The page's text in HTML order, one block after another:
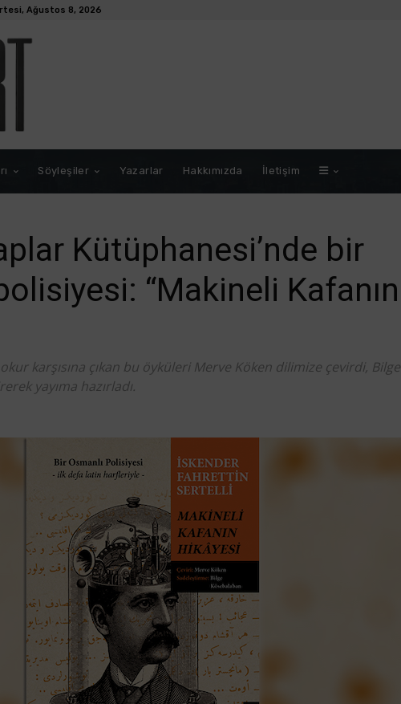
Ağustos 8, 2026
Söyleşiler Yazarlar Hakkımızda İletişim
Kütüphanesi’nde bir
“Makineli Kafanın
karşısına çıkan bu öyküleri Merve Köken dilimize çevirdi, Bilge
yayıma hazırladı.